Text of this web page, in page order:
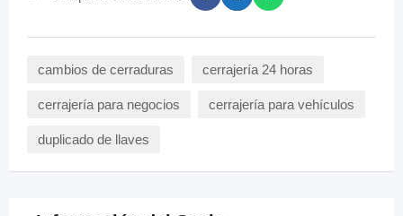
cambios de cerraduras cerrajería 24 horas
cerrajería para negocios cerrajería para vehículos
duplicado de llaves